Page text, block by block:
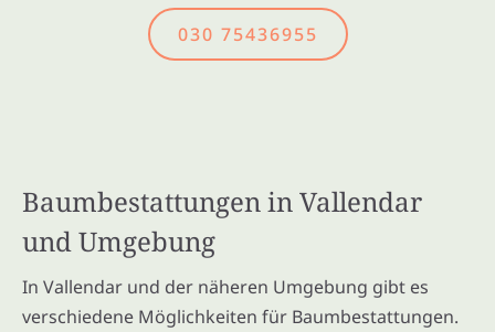
030 75436955
Baumbestattungen in Vallendar
und Umgebung
In Vallendar und der näheren Umgebung gibt es
verschiedene Möglichkeiten für Baumbestattungen.